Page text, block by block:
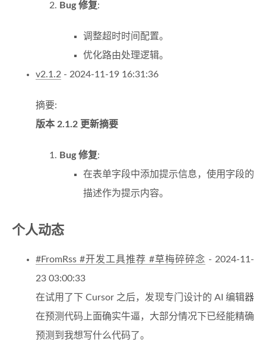
Bug 修复:
调整超时时间配置。
优化路由处理逻辑。
v2.1.2 - 2024-11-19 16:31:36
摘要:
版本 2.1.2 更新摘要
Bug 修复:
在表单字段中添加提示信息，使用字段的
描述作为提示内容。
个人动态
#FromRss #开发工具推荐 #草梅碎碎念 - 2024-11-
23 03:00:33
在试用了下 Cursor 之后，发现专门设计的 AI 编辑器
在预测代码上面确实牛逼，大部分情况下已经能精确
预测到我想写什么代码了。